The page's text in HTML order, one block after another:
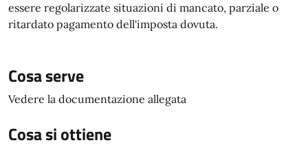
essere regolarizzate situazioni di mancato, parziale o
ritardato pagamento dell'imposta dovuta.
Cosa serve
Vedere la documentazione allegata
Cosa si ottiene